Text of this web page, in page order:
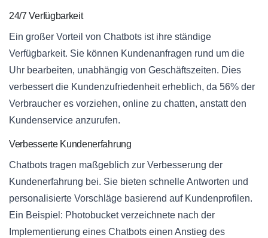
24/7 Verfügbarkeit
Ein großer Vorteil von Chatbots ist ihre ständige
Verfügbarkeit. Sie können Kundenanfragen rund um die
Uhr bearbeiten, unabhängig von Geschäftszeiten. Dies
verbessert die Kundenzufriedenheit erheblich, da 56% der
Verbraucher es vorziehen, online zu chatten, anstatt den
Kundenservice anzurufen.
Verbesserte Kundenerfahrung
Chatbots tragen maßgeblich zur Verbesserung der
Kundenerfahrung bei. Sie bieten schnelle Antworten und
personalisierte Vorschläge basierend auf Kundenprofilen.
Ein Beispiel: Photobucket verzeichnete nach der
Implementierung eines Chatbots einen Anstieg des